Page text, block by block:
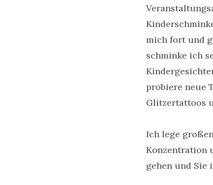
mich fort und
schminke ich
probiere neue
Glitzertattoos
Ich lege
Konzentration
gehen und Sie